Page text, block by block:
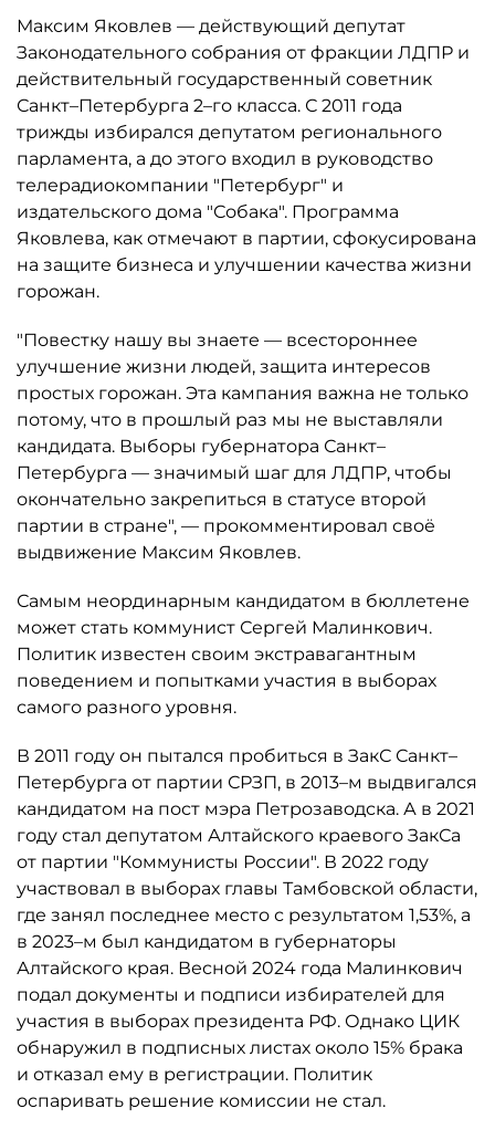
Максим Яковлев — действующий депутат
Законодательного собрания от фракции ЛДПР и
действительный государственный советник
Санкт–Петербурга 2–го класса. С 2011 года
трижды избирался депутатом регионального
парламента, а до этого входил в руководство
телерадиокомпании "Петербург" и
издательского дома "Собака". Программа
Яковлева, как отмечают в партии, сфокусирована
на защите бизнеса и улучшении качества жизни
горожан.
"Повестку нашу вы знаете — всестороннее
улучшение жизни людей, защита интересов
простых горожан. Эта кампания важна не только
потому, что в прошлый раз мы не выставляли
кандидата. Выборы губернатора Санкт–
Петербурга — значимый шаг для ЛДПР, чтобы
окончательно закрепиться в статусе второй
партии в стране", — прокомментировал своё
выдвижение Максим Яковлев.
Самым неординарным кандидатом в бюллетене
может стать коммунист Сергей Малинкович.
Политик известен своим экстравагантным
поведением и попытками участия в выборах
самого разного уровня.
В 2011 году он пытался пробиться в ЗакС Санкт–
Петербурга от партии СРЗП, в 2013–м выдвигался
кандидатом на пост мэра Петрозаводска. А в 2021
году стал депутатом Алтайского краевого ЗакСа
от партии "Коммунисты России". В 2022 году
участвовал в выборах главы Тамбовской области,
где занял последнее место с результатом 1,53%, а
в 2023–м был кандидатом в губернаторы
Алтайского края. Весной 2024 года Малинкович
подал документы и подписи избирателей для
участия в выборах президента РФ. Однако ЦИК
обнаружил в подписных листах около 15% брака
и отказал ему в регистрации. Политик
оспаривать решение комиссии не стал.